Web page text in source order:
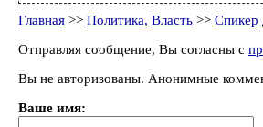
Главная >> Политика, Власть >> Спикер
Отправляя сообщение, Вы согласны с
Вы не авторизованы. Анонимные
Ваше имя: